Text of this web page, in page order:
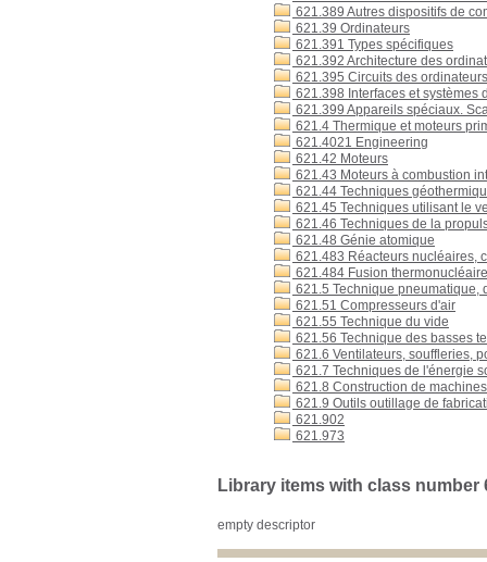
621.389 Autres dispositifs de
621.39 Ordinateurs
621.391 Types spécifiques
621.392 Architecture des
621.395 Circuits des
621.398 Interfaces et systèmes
621.399 Appareils spéciaux.
621.4 Thermique et moteurs
621.4021 Engineering
621.42 Moteurs
621.43 Moteurs à combustion
621.44 Techniques
621.45 Techniques utilisant le
621.46 Techniques de la
621.48 Génie atomique
621.483 Réacteurs nucléaires,
621.484 Fusion thermonucléaire
621.5 Technique pneumatique,
621.51 Compresseurs d'air
621.55 Technique du vide
621.56 Technique des basses
621.6 Ventilateurs, souffleries,
621.7 Techniques de l'énergie
621.8 Construction de
621.9 Outils outillage de
621.902
621.973
Library items with class number
empty descriptor